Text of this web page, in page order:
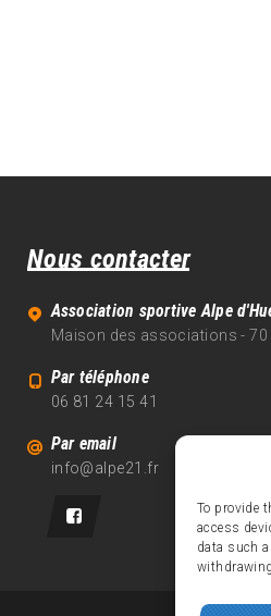
To provide
access
data such
Nous contacter
Association sportive Alpe
Maison des associations - 70
Par téléphone
06 81 24 15 41
Par email
info@alpe21.fr